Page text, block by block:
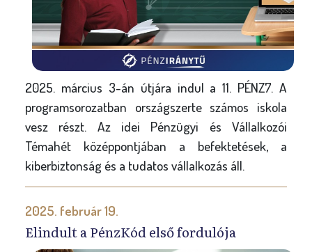
2025. március 3-án útjára indul a 11. PÉNZ7. A
programsorozatban országszerte számos iskola
vesz részt. Az idei Pénzügyi és Vállalkozói
Témahét középpontjában a befektetések, a
kiberbiztonság és a tudatos vállalkozás áll.
2025. február 19.
Elindult a PénzKód első fordulója